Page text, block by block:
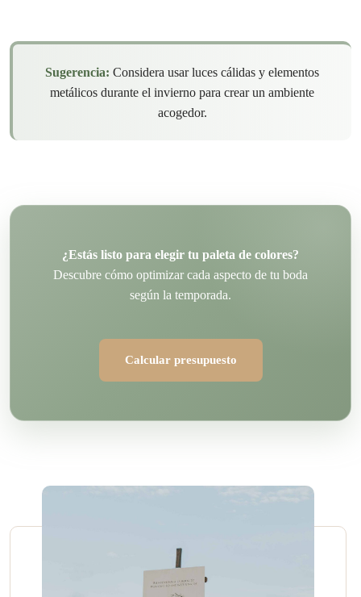
Sugerencia: Considera usar luces cálidas y elementos
metálicos durante el invierno para crear un ambiente
acogedor.
¿Estás listo para elegir tu paleta de colores?
Descubre cómo optimizar cada aspecto de tu boda
según la temporada.
Calcular presupuesto